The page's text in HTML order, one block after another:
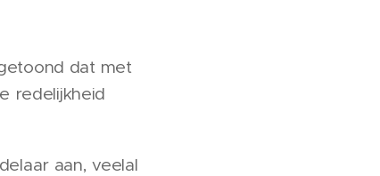
dat met
redelijkheid
aan, veelal